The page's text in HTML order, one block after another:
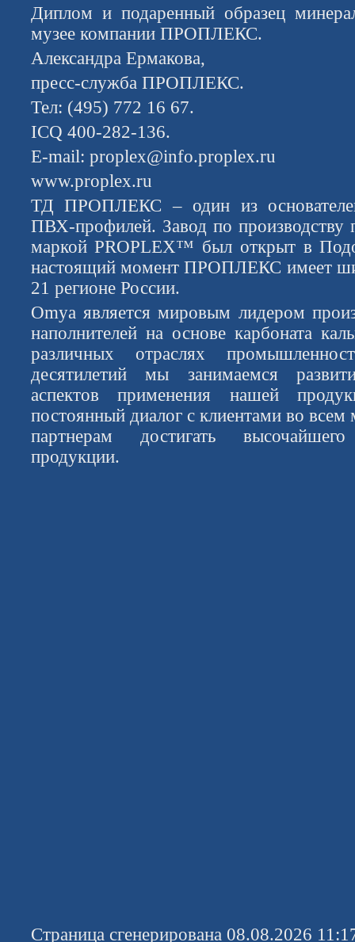
Диплом и подаренный образец
музее компании ПРОПЛЕКС.
Александра Ермакова,
пресс-служба ПРОПЛЕКС.
Тел: (495) 772 16 67.
ICQ 400-282-136.
E-mail: proplex@info.proplex.ru
www.proplex.ru
ТД ПРОПЛЕКС – один из
ПВХ-профилей. Завод по производству
маркой PROPLEX™ был открыт в
настоящий момент ПРОПЛЕКС имеет
21 регионе России.
Omya является мировым лидером
наполнителей на основе карбоната
различных отраслях
десятилетий мы занимаемся
аспектов применения нашей
постоянный диалог с клиентами во
партнерам достигать
продукции.
Страница сгенерирована 08.08.2026